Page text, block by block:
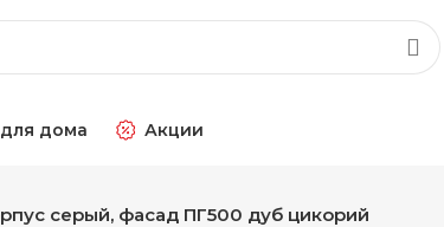
дома Акции
серый, фасад ПГ500 дуб цикорий